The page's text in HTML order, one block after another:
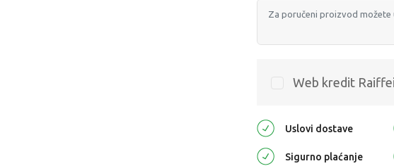
Web kredit
Uslovi dostave
Sigurno plaćanje